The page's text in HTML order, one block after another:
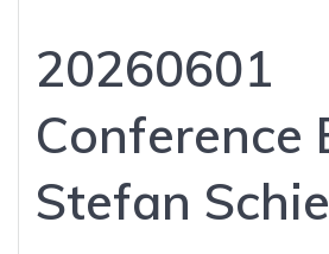
20260601
Conference
Stefan